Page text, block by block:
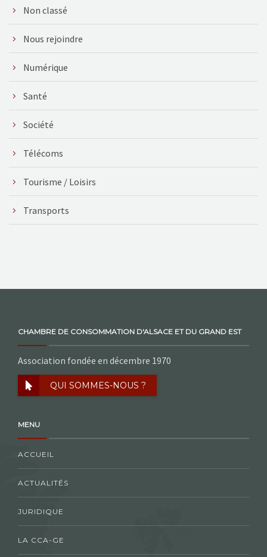
Non classé
Nous rejoindre
Numérique
Santé
Société
Télécoms
Tourisme / Loisirs
Transports
CHAMBRE DE CONSOMMATION D'ALSACE ET DU GRAND EST
Association fondée en décembre 1970
QUI SOMMES-NOUS ?
MENU
ACCUEIL
ACTUALITÉS
JURIDIQUE
LA CCA-GE